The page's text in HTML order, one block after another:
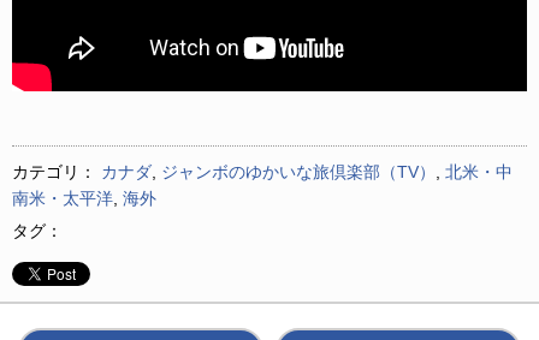
カテゴリ： カナダ ジャンボのゆかいな旅倶楽部（TV）
北米・中
南米・太平洋 海外
タグ：